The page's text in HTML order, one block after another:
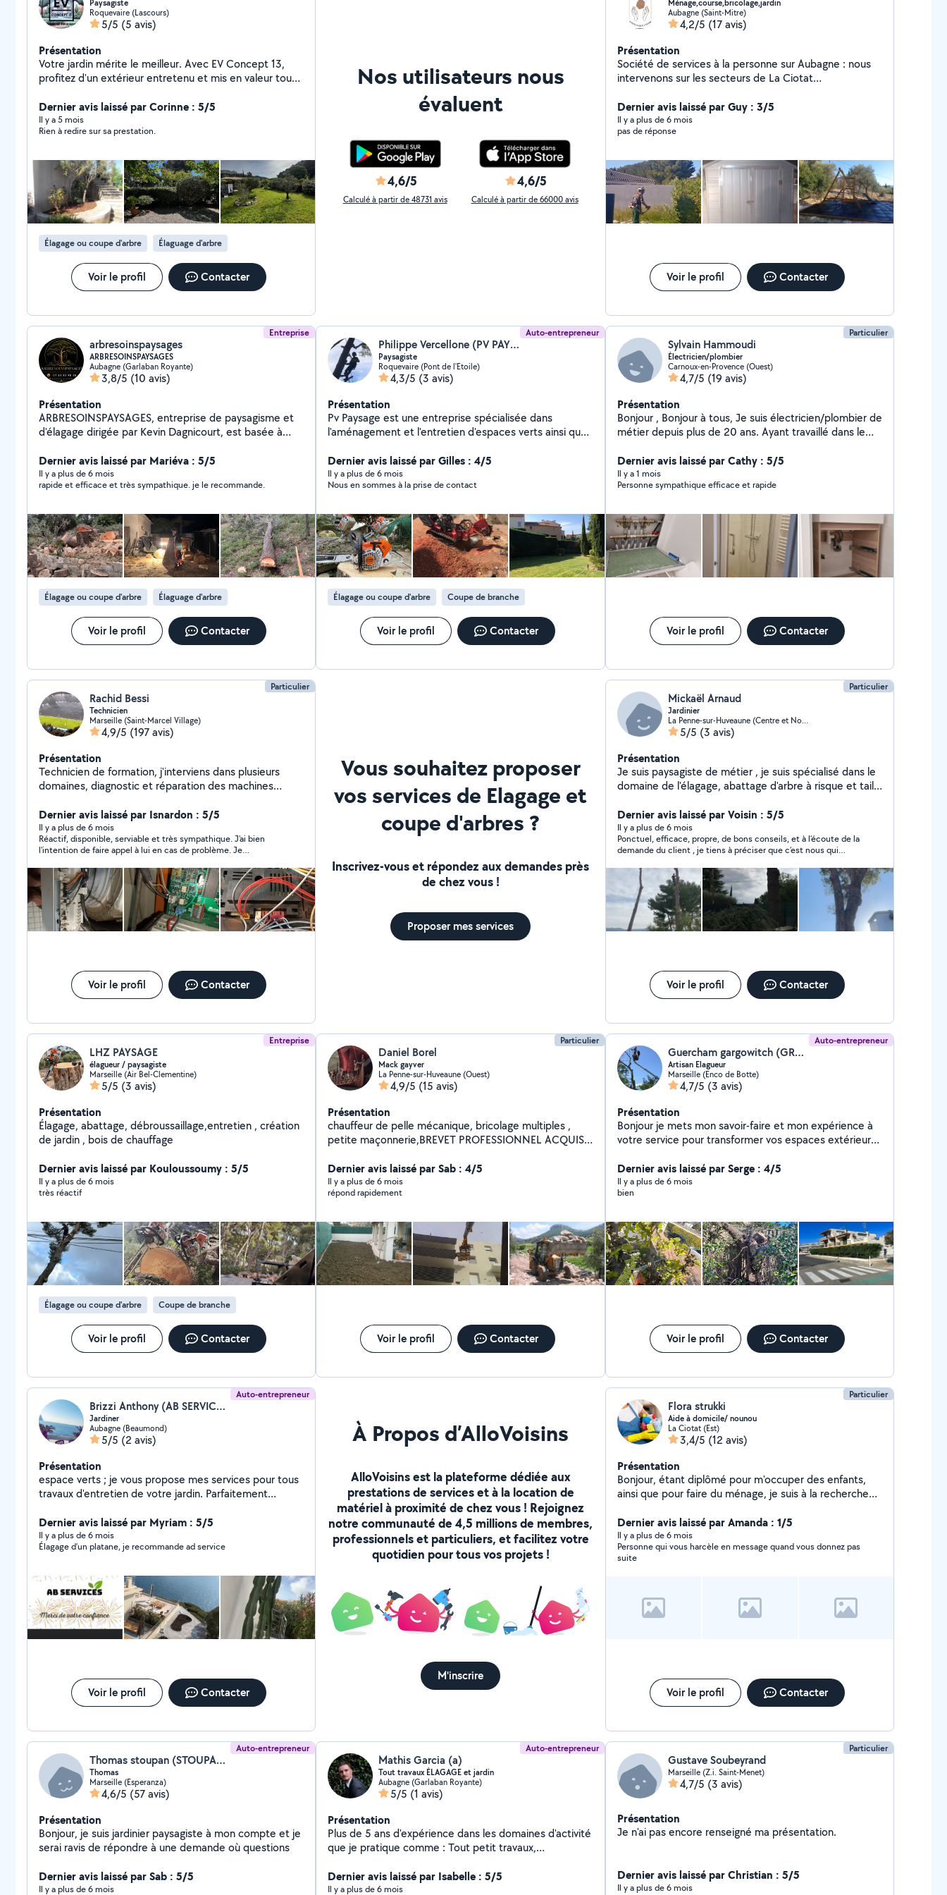
Paysagiste
Roquevaire (Lascours)
5/5 (5 avis)
Présentation
Votre jardin mérite le meilleur. Avec EV Concept 13,
profitez d'un extérieur entretenu et mis en valeur toute
aménagement de jardins Entretien complet d'espaces
verts Taille de haies et arbustes Débroussaillage
Élagage d'arbres Abattage d'arbres en toute sécurité
et respect de votre environnement Confiez votre jardin
à un professionnel et profitez d'un extérieur agréable
sans contrainte. Devis gratuit Contact rapide Zéro six-
cinquante-quarante neuf- quatre vingt neuf- quinze
Dernier avis laissé par Corinne : 5/5
Il y a 5 mois
Rien à redire sur sa prestation.
Élagage ou coupe d'arbre Élaguage d'arbre
Voir le profil Contacter
Nos utilisateurs nous
évaluent
4,6/5
Calculé à partir de 48731 avis
4,6/5
Calculé à partir de 66000 avis
Ménage,course,bricolage,jardin
Aubagne (Saint-Mitre)
4,2/5 (17 avis)
Présentation
Société de services à la personne sur Aubagne : nous
intervenons sur les secteurs de La Ciotat
Dernier avis laissé par Guy : 3/5
Il y a plus de 6 mois
pas de réponse
Voir le profil Contacter
Entreprise
arbresoinspaysages
ARBRESOINSPAYSAGES
Aubagne (Garlaban Royante)
3,8/5 (10 avis)
Présentation
ARBRESOINSPAYSAGES, entreprise de paysagisme et
d'élagage dirigée par Kevin Dagnicourt, est basée à
Bouches-du-Rhône et en région Provence-Alpes-Côte
d'Azur. Spécialisé dans l'élagage d'arbres, l'abattage, la
taille, l'entretien de jardins, le débroussaillage et
soignées, sécurisées et adaptées à chaque terrain.
J'interviens auprès des particuliers, professionnels et
syndics, avec un travail sérieux, des conseils
personnalisés et le respect de l'environnement. Devis
gratuit, intervention rapide et travail de qualité pour
tous vos travaux d'extérieur en PACA.
Dernier avis laissé par Mariéva : 5/5
Il y a plus de 6 mois
rapide et efficace et très sympathique. je le recommande.
Élagage ou coupe d'arbre Élaguage d'arbre
Voir le profil Contacter
Auto-entrepreneur
Philippe Vercellone (PV PAYSAGE)
Paysagiste
Roquevaire (Pont de l'Etoile)
4,3/5 (3 avis)
Présentation
Pv Paysage est une entreprise spécialisée dans
l'aménagement et l'entretien d'espaces verts ainsi que
dans le domaine, nous mettons un point d'honneur à
offrir à nos clients des services personnalisés, de
qualité et respectueux de l'environnement. Que vous
nous répondons à vos besoins spécifiques en matière
de création, entretien, et soins des espaces extérieurs.
Dernier avis laissé par Gilles : 4/5
Il y a plus de 6 mois
Nous en sommes à la prise de contact
Élagage ou coupe d'arbre Coupe de branche
Voir le profil Contacter
Particulier
Sylvain Hammoudi
Électricien/plombier
Carnoux-en-Provence (Ouest)
4,7/5 (19 avis)
Présentation
Bonjour , Bonjour à tous, Je suis électricien/plombier de
métier depuis plus de 20 ans. Ayant travaillé dans le
approfondie dans les autres corps de métier tel que la
petite maçonnerie, le plaque, pose de cuisine etc...
Voilà pour ma présentation. A+++
Dernier avis laissé par Cathy : 5/5
Il y a 1 mois
Personne sympathique efficace et rapide
Voir le profil Contacter
Particulier
Rachid Bessi
Technicien
Marseille (Saint-Marcel Village)
4,9/5 (197 avis)
Présentation
Technicien de formation, j'interviens dans plusieurs
domaines, diagnostic et réparation des machines
vaisselle/four...), électricité générale et d'autres
domaines que je maîtrise selon mes compétences. Je
n'interviens pas dans le domaine du froid. Avec les
voisins c'est une relation de confiance et de respect
avant tout. si vous avez des questions n'hésitez pas je
vous répondrai avec plaisir.
Dernier avis laissé par Isnardon : 5/5
Il y a plus de 6 mois
Réactif, disponible, serviable et très sympathique. J'ai bien
l'intention de faire appel à lui en cas de problème. Je
Voir le profil Contacter
Vous souhaitez proposer
vos services de Elagage et
coupe d'arbres ?
Inscrivez-vous et répondez aux demandes près
de chez vous !
Proposer mes services
Particulier
Mickaël Arnaud
Jardinier
La Penne-sur-Huveaune (Centre et Nord)
5/5 (3 avis)
Présentation
Je suis paysagiste de métier , je suis spécialisé dans le
domaine de l'élagage, abattage d'arbre à risque et taille
Dernier avis laissé par Voisin : 5/5
Il y a plus de 6 mois
Ponctuel, efficace, propre, de bons conseils, et à l’écoute de la
demande du client , je tiens à préciser que c’est nous qui
sans hésiter merci Michael !
Voir le profil Contacter
Entreprise
LHZ PAYSAGE
élagueur / paysagiste
Marseille (Air Bel-Clementine)
5/5 (3 avis)
Présentation
Élagage, abattage, débroussaillage,entretien , création
de jardin , bois de chauffage
Dernier avis laissé par Kouloussoumy : 5/5
Il y a plus de 6 mois
très réactif
Élagage ou coupe d'arbre Coupe de branche
Voir le profil Contacter
Particulier
Daniel Borel
Mack gayver
La Penne-sur-Huveaune (Ouest)
4,9/5 (15 avis)
Présentation
chauffeur de pelle mécanique, bricolage multiples ,
petite maçonnerie,BREVET PROFESSIONNEL ACQUIS
goutte, terrassement, enrochement, clôture,recherche
de métaux, réseau,câbles EDF,
Dernier avis laissé par Sab : 4/5
Il y a plus de 6 mois
répond rapidement
Voir le profil Contacter
Auto-entrepreneur
Guercham gargowitch (GRW. ELAGAGE)
Artisan Elagueur
Marseille (Enco de Botte)
4,7/5 (3 avis)
Présentation
Bonjour je mets mon savoir-faire et mon expérience à
votre service pour transformer vos espaces extérieurs
l'entretien de votre jardin, la taille de vos haies,
l'élagage de vos arbres, ou la création de massifs
floraux, je suis là pour répondre à vos besoins avec soin
adaptés à vos envies et aux particularités de votre
terrain. Mon objectif est de valoriser vos espaces verts
tout en respectant l'environnement, grâce à des
techniques durables et des solutions adaptées à
chaque saison. Faites appel à un jardinier passionné
Dernier avis laissé par Serge : 4/5
Il y a plus de 6 mois
bien
Voir le profil Contacter
Auto-entrepreneur
Brizzi Anthony (AB SERVICES)
Jardiner
Aubagne (Beaumond)
5/5 (2 avis)
Présentation
espace verts ; je vous propose mes services pour tous
travaux d'entretien de votre jardin. Parfaitement
façade toiture terrasse a haute pression prix attractifs
& raisonnables. je propose également l'évacuation
d'objets encombrants. Je vous réponds rapidement &
A bientôt !
Dernier avis laissé par Myriam : 5/5
Il y a plus de 6 mois
Élagage d’un platane, je recommande ad service
Voir le profil Contacter
À Propos d’AlloVoisins
AlloVoisins est la plateforme dédiée aux
prestations de services et à la location de
matériel à proximité de chez vous ! Rejoignez
notre communauté de 4,5 millions de membres,
professionnels et particuliers, et facilitez votre
quotidien pour tous vos projets !
M'inscrire
Particulier
Flora strukki
Aide à domicile/ nounou
La Ciotat (Est)
3,4/5 (12 avis)
Présentation
Bonjour, étant diplômé pour m'occuper des enfants,
ainsi que pour faire du ménage, je suis à la recherche
vous aider n'hésitez pas à me contacter cordialement
Dernier avis laissé par Amanda : 1/5
Il y a plus de 6 mois
Personne qui vous harcèle en message quand vous donnez pas
suite
Voir le profil Contacter
Auto-entrepreneur
Thomas stoupan (STOUPAN ENVIRONNEMENTS)
Thomas
Marseille (Esperanza)
4,6/5 (57 avis)
Présentation
Bonjour, je suis jardinier paysagiste à mon compte et je
serai ravis de répondre à une demande où questions
Dernier avis laissé par Sab : 5/5
Il y a plus de 6 mois
Auto-entrepreneur
Mathis Garcia (a)
Tout travaux ÉLAGAGE et jardin
Aubagne (Garlaban Royante)
5/5 (1 avis)
Présentation
Plus de 5 ans d'expérience dans les domaines d'activité
que je pratique comme : Tout petit travaux,
Dernier avis laissé par Isabelle : 5/5
Il y a plus de 6 mois
Particulier
Gustave Soubeyrand
Marseille (Z.i. Saint-Menet)
4,7/5 (3 avis)
Présentation
Je n'ai pas encore renseigné ma présentation.
Dernier avis laissé par Christian : 5/5
Il y a plus de 6 mois